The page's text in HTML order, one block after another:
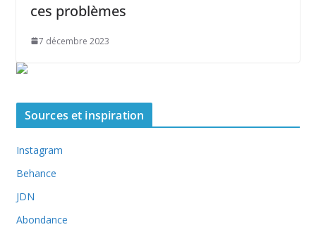
ces problèmes
7 décembre 2023
Sources et inspiration
Instagram
Behance
JDN
Abondance